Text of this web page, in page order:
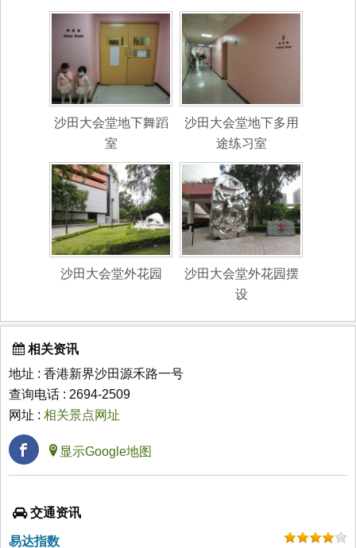
沙田大会堂地下舞蹈
室
沙田大会堂地下多用
途练习室
沙田大会堂外花园
沙田大会堂外花园摆
设
相关资讯
地址 : 香港新界沙田源禾路一号
查询电话 : 2694-2509
网址 : 相关景点网址
显示Google地图
交通资讯
易达指数